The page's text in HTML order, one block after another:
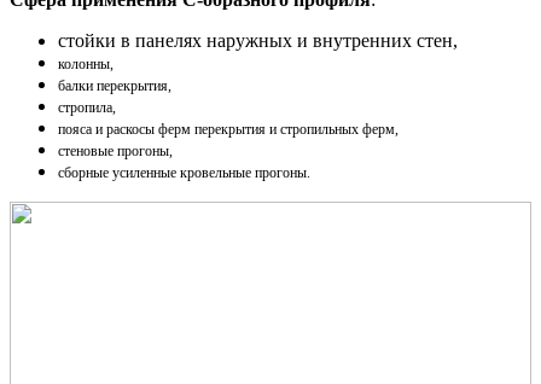
стойки в панелях наружных и внутренних стен,
колонны,
балки перекрытия,
стропила,
пояса и раскосы ферм перекрытия и стропильных ферм,
стеновые прогоны,
сборные усиленные кровельные прогоны.